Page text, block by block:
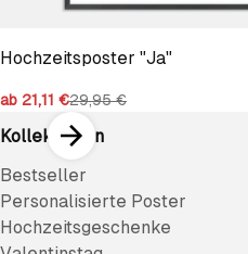
Hochzeitsposter "Ja"
ab 21,11 €29,95 €
Kollektionen
Bestseller
Personalisierte Poster
Hochzeitsgeschenke